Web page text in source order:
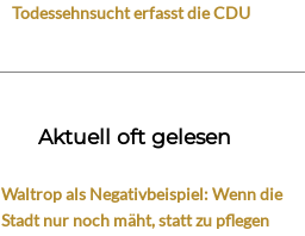
Todessehnsucht erfasst die CDU
Aktuell oft gelesen
Waltrop als Negativbeispiel: Wenn die
Stadt nur noch mäht, statt zu pflegen